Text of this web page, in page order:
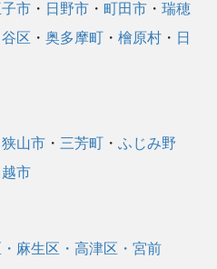
市 ・ 日野市 ・町田市 ・瑞穂
区 ・奥多摩町 ・檜原村 ・ 日
狭山市 ・三芳町 ・ふじみ野
越市
麻生区・高津区・宮前